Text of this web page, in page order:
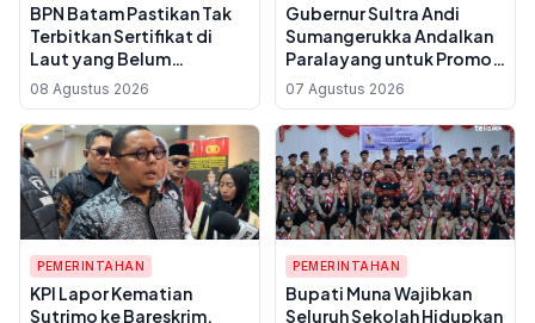
BPN Batam Pastikan Tak
Terbitkan Sertifikat di
Laut yang Belum
Kantongi Izin Reklamasi
08 Agustus 2026
Gubernur Sultra Andi
Sumangerukka Andalkan
Paralayang untuk Promosi
Wisata dari Ketinggian,
Siap Dukung Anggaran
APBD
07 Agustus 2026
PEMERINTAHAN
KPI Lapor Kematian
Sutrimo ke Bareskrim,
PEMERINTAHAN
Bupati Muna Wajibkan
Seluruh Sekolah Hidupkan